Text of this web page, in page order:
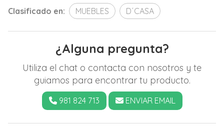
Clasificado en: MUEBLES D´CASA
¿Alguna pregunta?
Utiliza el chat o contacta con nosotros y te
guiamos para encontrar tu producto.
981 824 713 ENVIAR EMAIL